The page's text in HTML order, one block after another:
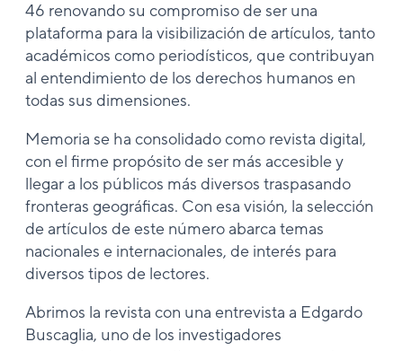
46 renovando su compromiso de ser una
plataforma para la visibilización de artículos, tanto
académicos como periodísticos, que contribuyan
al entendimiento de los derechos humanos en
todas sus dimensiones.
Memoria se ha consolidado como revista digital,
con el firme propósito de ser más accesible y
llegar a los públicos más diversos traspasando
fronteras geográficas. Con esa visión, la selección
de artículos de este número abarca temas
nacionales e internacionales, de interés para
diversos tipos de lectores.
Abrimos la revista con una entrevista a Edgardo
Buscaglia, uno de los investigadores